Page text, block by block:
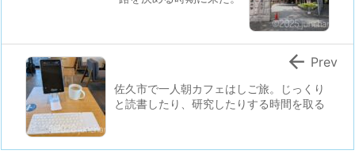
佐久市で一人朝カフェはしご旅。じっくり
と読書したり、研究したりする時間を取る
 Prev